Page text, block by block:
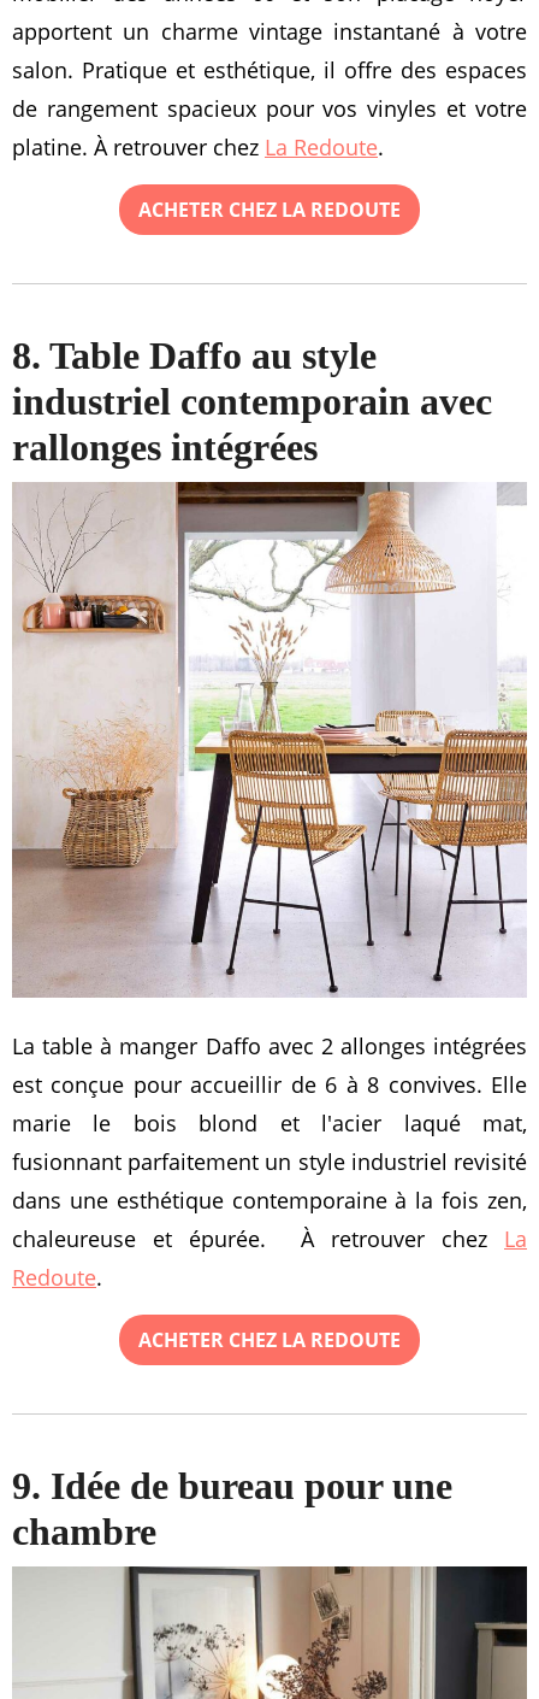
apportent un charme vintage instantané à votre
salon. Pratique et esthétique, il offre des espaces
de rangement spacieux pour vos vinyles et votre
platine. À retrouver chez La Redoute.
ACHETER CHEZ LA REDOUTE
8. Table Daffo au style
industriel contemporain avec
rallonges intégrées
La table à manger Daffo avec 2 allonges intégrées
est conçue pour accueillir de 6 à 8 convives. Elle
marie le bois blond et l'acier laqué mat,
fusionnant parfaitement un style industriel revisité
dans une esthétique contemporaine à la fois zen,
chaleureuse et épurée. À retrouver chez La
Redoute.
ACHETER CHEZ LA REDOUTE
9. Idée de bureau pour une
chambre